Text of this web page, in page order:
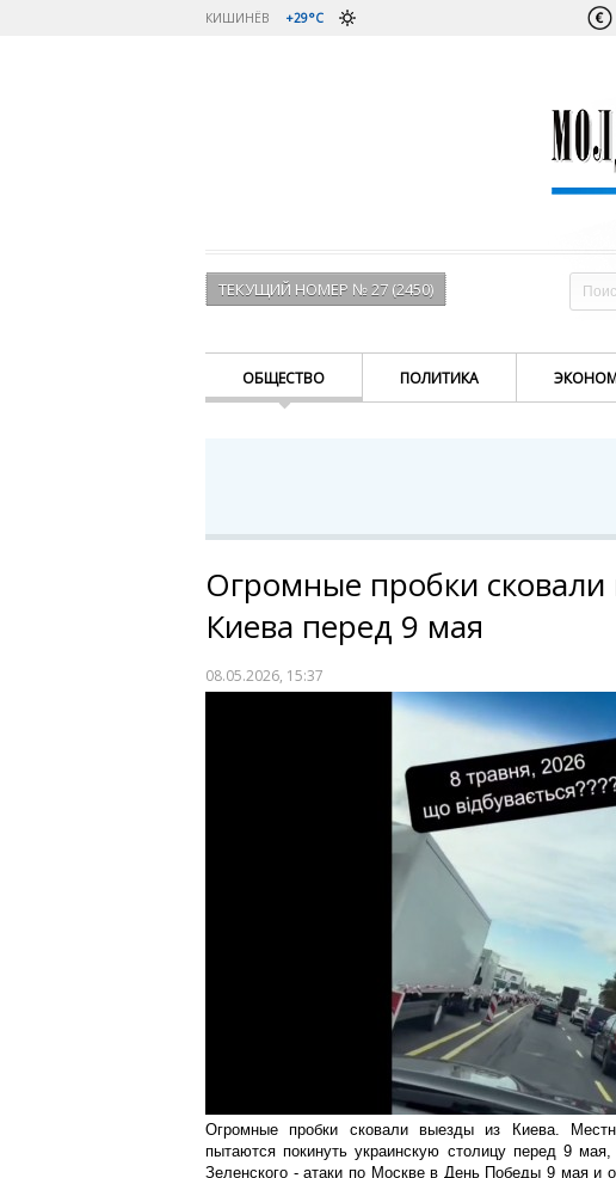
КИШИНЁВ +29°C
ТЕКУЩИЙ НОМЕР № 27 (2450)
ОБЩЕСТВО ПОЛИТИКА
Огромные пробки
Киева перед 9 мая
08.05.2026, 15:37
Огромные пробки сковали выезды из Киева.
пытаются покинуть украинскую столицу перед 9
Зеленского - атаки по Москве в День Победы 9 мая и